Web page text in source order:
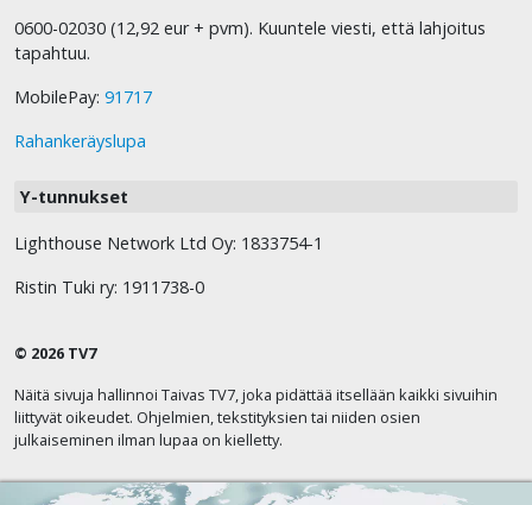
0600-02030 (12,92 eur + pvm). Kuuntele viesti, että lahjoitus
tapahtuu.
MobilePay: 91717
Rahankeräyslupa
Y-tunnukset
Lighthouse Network Ltd Oy: 1833754-1
Ristin Tuki ry: 1911738-0
© 2026 TV7
Näitä sivuja hallinnoi Taivas TV7, joka pidättää itsellään kaikki sivuihin
liittyvät oikeudet. Ohjelmien, tekstityksien tai niiden osien
julkaiseminen ilman lupaa on kielletty.